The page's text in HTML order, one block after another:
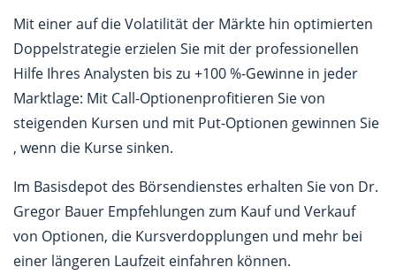
Mit einer auf die Volatilität der Märkte hin optimierten
Doppelstrategie erzielen Sie mit der professionellen
Hilfe Ihres Analysten bis zu +100 %-Gewinne in jeder
Marktlage: Mit Call-Optionenprofitieren Sie von
steigenden Kursen und mit Put-Optionen gewinnen Sie
, wenn die Kurse sinken.
Im Basisdepot des Börsendienstes erhalten Sie von Dr.
Gregor Bauer Empfehlungen zum Kauf und Verkauf
von Optionen, die Kursverdopplungen und mehr bei
einer längeren Laufzeit einfahren können.